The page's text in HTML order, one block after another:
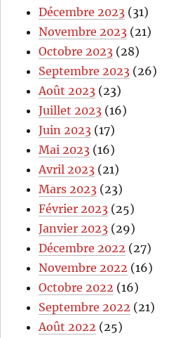
Décembre 2023 (31)
Novembre 2023 (21)
Octobre 2023 (28)
Septembre 2023 (26)
Août 2023 (23)
Juillet 2023 (16)
Juin 2023 (17)
Mai 2023 (16)
Avril 2023 (21)
Mars 2023 (23)
Février 2023 (25)
Janvier 2023 (29)
Décembre 2022 (27)
Novembre 2022 (16)
Octobre 2022 (16)
Septembre 2022 (21)
Août 2022 (25)